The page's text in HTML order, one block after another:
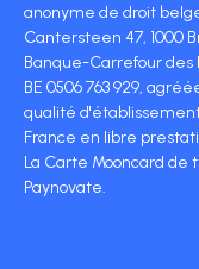
anonyme de droit
Cantersteen 47, 1000
Banque-Carrefour des
BE 0506 763 929,
qualité
France en libre
La Carte Mooncard de
Paynovate.